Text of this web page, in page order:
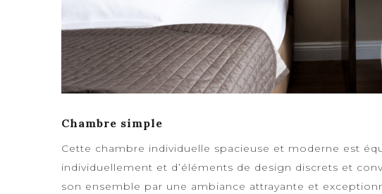
Chambre simple
Cette chambre individuelle spacieuse et moderne est
individuellement et d’éléments de design discrets et
son ensemble par une ambiance attrayante et